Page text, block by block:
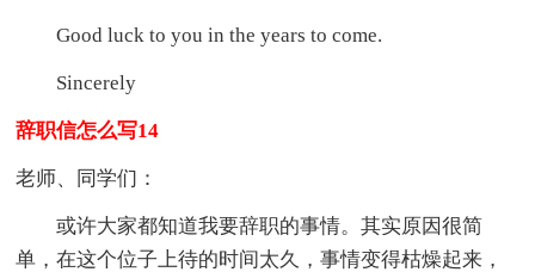
Good luck to you in the years to come.
Sincerely
辞职信怎么写14
老师、同学们：
或许大家都知道我要辞职的事情。其实原因很简
单，在这个位子上待的时间太久，事情变得枯燥起来，